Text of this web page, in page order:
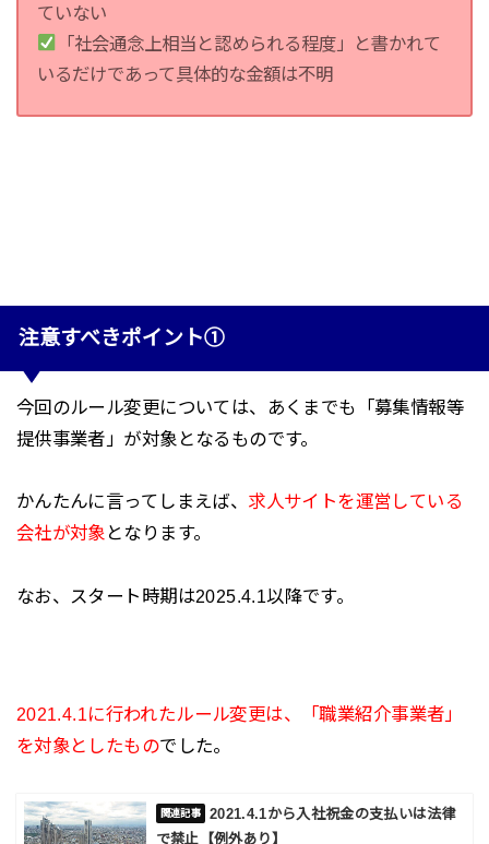
ていない
「社会通念上相当と認められる程度」と書かれて
いるだけであって具体的な金額は不明
注意すべきポイント①
今回のルール変更については、あくまでも「募集情報等
提供事業者」が対象となるものです。
かんたんに言ってしまえば、 求人サイトを運営している
会社が対象 となります。
なお、スタート時期は2025.4.1以降です。
2021.4.1に行われたルール変更は、「職業紹介事業者」
を対象としたものでした。
2021.4.1から入社祝金の支払いは法律
で禁止【例外あり】